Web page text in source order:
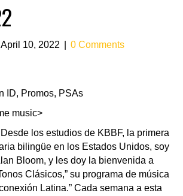
April 10, 2022 0 Comments
ID, Promos, PSAs
music>
los estudios de KBBF, la primera
bilingüe en los Estados Unidos, soy
Bloom, y les doy la bienvenida a
Clásicos,” su programa de música
Latina.” Cada semana a esta